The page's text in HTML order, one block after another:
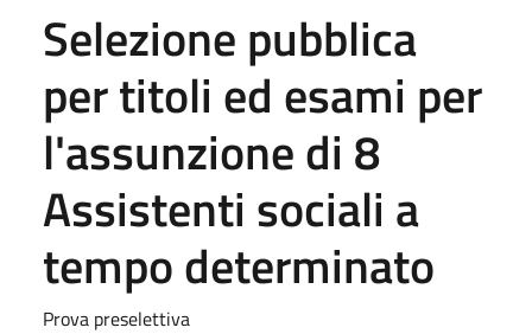
Selezione pubblica
per titoli ed esami per
l'assunzione di 8
Assistenti sociali a
tempo determinato
Prova preselettiva